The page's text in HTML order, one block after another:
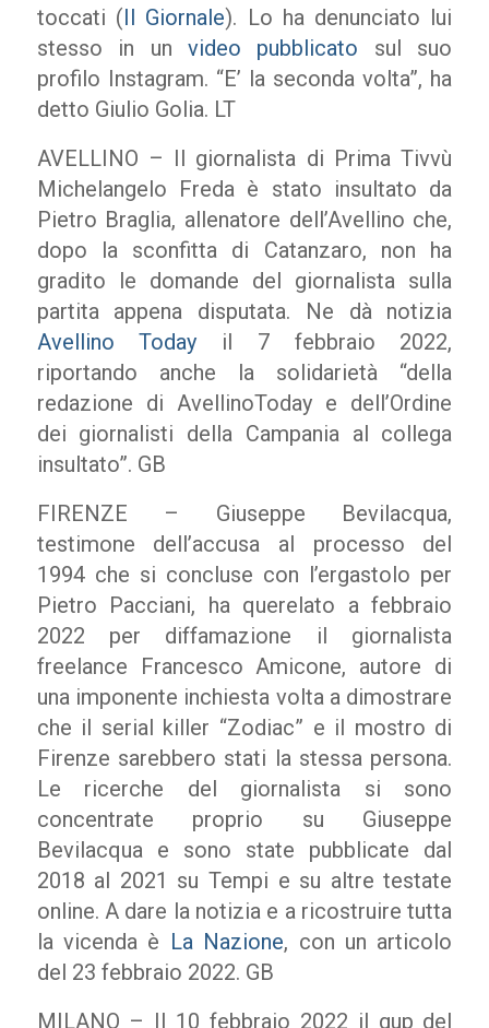
toccati (Il Giornale). Lo ha denunciato lui
stesso in un video pubblicato sul suo
profilo Instagram. “E’ la seconda volta”, ha
detto Giulio Golia. LT
AVELLINO – Il giornalista di Prima Tivvù
Michelangelo Freda è stato insultato da
Pietro Braglia, allenatore dell’Avellino che,
dopo la sconfitta di Catanzaro, non ha
gradito le domande del giornalista sulla
partita appena disputata. Ne dà notizia
Avellino Today il 7 febbraio 2022,
riportando anche la solidarietà “della
redazione di AvellinoToday e dell’Ordine
dei giornalisti della Campania al collega
insultato”. GB
FIRENZE – Giuseppe Bevilacqua,
testimone dell’accusa al processo del
1994 che si concluse con l’ergastolo per
Pietro Pacciani, ha querelato a febbraio
2022 per diffamazione il giornalista
freelance Francesco Amicone, autore di
una imponente inchiesta volta a dimostrare
che il serial killer “Zodiac” e il mostro di
Firenze sarebbero stati la stessa persona.
Le ricerche del giornalista si sono
concentrate proprio su Giuseppe
Bevilacqua e sono state pubblicate dal
2018 al 2021 su Tempi e su altre testate
online. A dare la notizia e a ricostruire tutta
la vicenda è La Nazione, con un articolo
del 23 febbraio 2022. GB
MILANO – Il 10 febbraio 2022 il gup del